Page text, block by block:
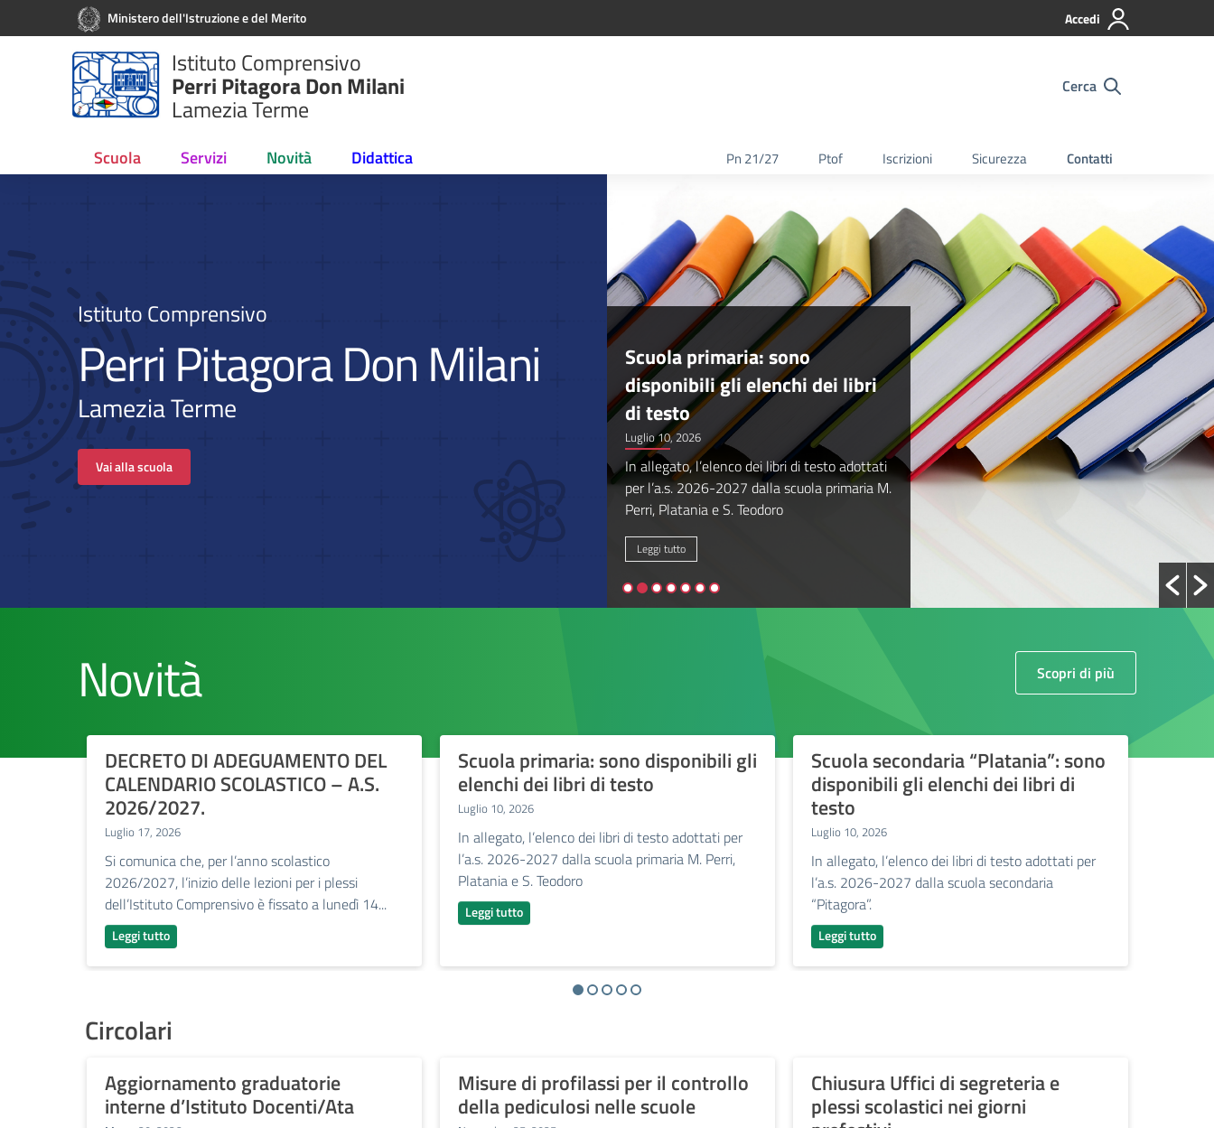
Vai ai contenuti
Vai al menu di navigazioneMinistero dell'Istruzione e del Merito Accedi
Istituto Comprensivo
Perri Pitagora Don Milani
Lamezia Terme
Cerca
Scuola Servizi Novità Didattica Pn 21/27 Ptof Iscrizioni Sicurezza Contatti
Istituto Comprensivo
Perri Pitagora Don Milani
Lamezia Terme
Vai alla scuola
DECRETO DI ADEGUAMENTO
DEL CALENDARIO SCOLASTICO
– A.S. 2026/2027.
Luglio 17, 2026
Si comunica che, per l’anno scolastico
2026/2027, l’inizio delle lezioni per i plessi
dell’Istituto Comprensivo è fissato a lunedì
14...
Scuola primaria: sono
disponibili gli elenchi dei libri
di testo
Luglio 10, 2026
In allegato, l’elenco dei libri di testo adottati
per l’a.s. 2026-2027 dalla scuola primaria M.
Perri, Platania e S. Teodoro
Leggi tutto
Novità Scopri di più
DECRETO DI ADEGUAMENTO DEL
CALENDARIO SCOLASTICO – A.S.
2026/2027.
Luglio 17, 2026
Si comunica che, per l’anno scolastico
2026/2027, l’inizio delle lezioni per i plessi
dell’Istituto Comprensivo è fissato a lunedì 14...
Leggi tutto
Scuola primaria: sono disponibili gli
elenchi dei libri di testo
Luglio 10, 2026
In allegato, l’elenco dei libri di testo adottati per
l’a.s. 2026-2027 dalla scuola primaria M. Perri,
Platania e S. Teodoro
Leggi tutto
Scuola secondaria “Platania”: sono
disponibili gli elenchi dei libri di
testo
Luglio 10, 2026
In allegato, l’elenco dei libri di testo adottati per
l’a.s. 2026-2027 dalla scuola secondaria
“Pitagora”.
Leggi tutto
Circolari
Aggiornamento graduatorie
interne d’Istituto Docenti/Ata
Misure di profilassi per il controllo
della pediculosi nelle scuole
Chiusura Uffici di segreteria e
plessi scolastici nei giorni